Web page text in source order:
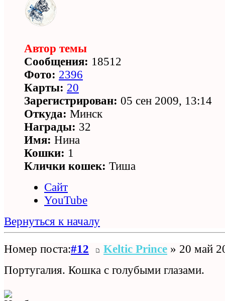
Автор темы
Сообщения: 18512
Фото: 2396
Карты: 20
Зарегистрирован: 05 сен 2009, 13:14
Откуда: Минск
Награды: 32
Имя: Нина
Кошки: 1
Клички кошек: Тиша
Сайт
YouTube
Вернуться к началу
Номер поста:#12 Keltic Prince » 20 май
Португалия. Кошка с голубыми глазами.